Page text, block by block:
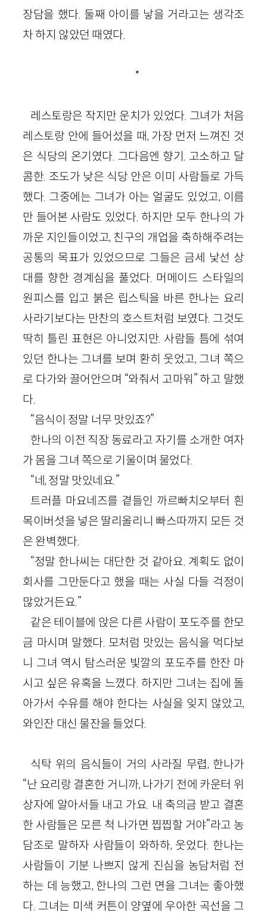
장담을 했다. 둘째 아이를 낳을 거라고는 생각조
차 하지 않았던 때였다.
*
레스토랑은 작지만 운치가 있었다. 그녀가 처음
레스토랑 안에 들어섰을 때, 가장 먼저 느껴진 것
은 식당의 온기였다. 그다음엔 향기. 고소하고 달
콤한. 조도가 낮은 식당 안은 이미 사람들로 가득
했다. 그중에는 그녀가 아는 얼굴도 있었고, 이름
만 들어본 사람도 있었다. 하지만 모두 한나의 가
까운 지인들이었고, 친구의 개업을 축하해주려는
공통의 목표가 있었으므로 그들은 금세 낯선 상
대를 향한 경계심을 풀었다. 머메이드 스타일의
원피스를 입고 붉은 립스틱을 바른 한나는 요리
사라기보다는 만찬의 호스트처럼 보였다. 그것도
딱히 틀린 표현은 아니었지만. 사람들 틈에 섞여
있던 한나는 그녀를 보며 환히 웃었고, 그녀 쪽으
로 다가와 끌어안으며 “와줘서 고마워” 하고 말했
다.
“음식이 정말 너무 맛있죠?”
한나의 이전 직장 동료라고 자기를 소개한 여자
가 몸을 그녀 쪽으로 기울이며 물었다.
“네, 정말 맛있네요.”
트러플 마요네즈를 곁들인 까르빠치오부터 흰
목이버섯을 넣은 딸리올리니 빠스따까지 모든 것
은 완벽했다.
“정말 한나씨는 대단한 것 같아요. 계획도 없이
회사를 그만둔다고 했을 때는 사실 다들 걱정이
많았거든요.”
같은 테이블에 앉은 다른 사람이 포도주를 한모
금 마시며 말했다. 모처럼 맛있는 음식을 먹다보
니 그녀 역시 탐스러운 빛깔의 포도주를 한잔 마
시고 싶은 유혹을 느꼈다. 하지만 그녀는 집에 돌
아가서 수유를 해야 한다는 사실을 잊지 않았고,
와인잔 대신 물잔을 들었다.
식탁 위의 음식들이 거의 사라질 무렵, 한나가
“난 요리랑 결혼한 거니까, 나가기 전에 카운터 위
상자에 알아서들 내고 가요. 내 축의금 받고 결혼
한 사람들은 모른 척 나가면 찝찝할 거야”라고 농
담조로 말하자 사람들이 와하하, 웃었다. 한나는
사람들이 기분 나쁘지 않게 진심을 농담처럼 전
하는 데 능했고, 한나의 그런 면을 그녀는 좋아했
다. 그녀는 미색 커튼이 양옆에 우아한 곡선을 그